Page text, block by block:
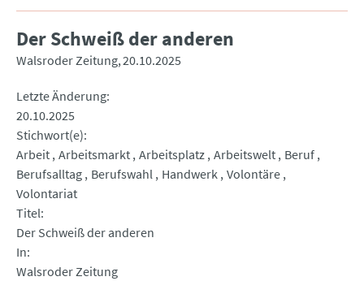
Der Schweiß der anderen
Walsroder Zeitung 20.10.2025
Letzte Änderung
20.10.2025
Stichwort(e)
Arbeit Arbeitsmarkt Arbeitsplatz Arbeitswelt Beruf
Berufsalltag Berufswahl Handwerk Volontäre
Volontariat
Titel
Der Schweiß der anderen
In
Walsroder Zeitung